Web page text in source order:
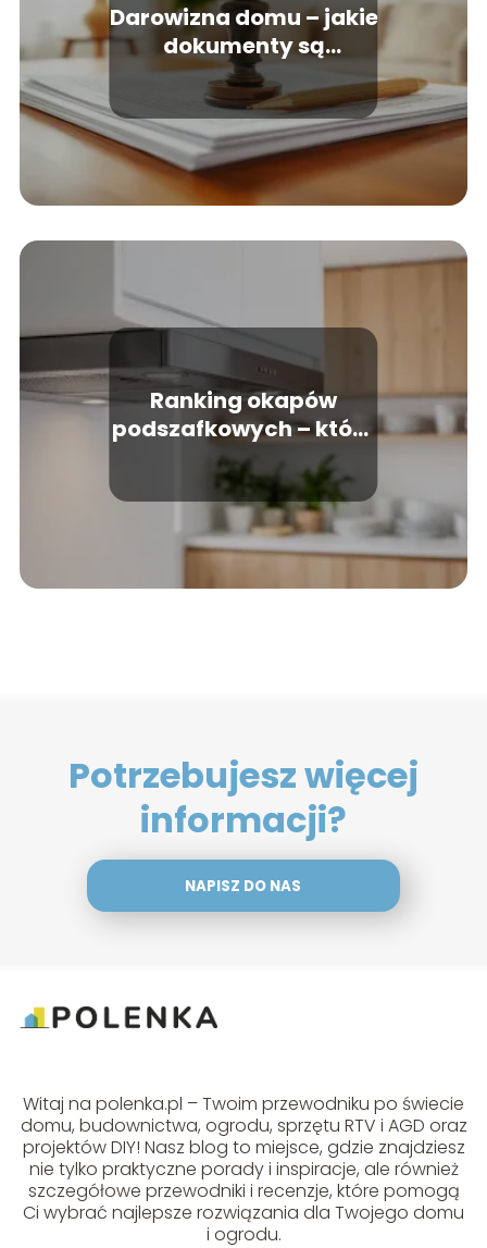
Darowizna domu – jakie
dokumenty są
potrzebne u
notariusza?
Ranking okapów
podszafkowych – które
modele warto kupić?
Potrzebujesz więcej
informacji?
NAPISZ DO NAS
Witaj na polenka.pl – Twoim przewodniku po świecie
domu, budownictwa, ogrodu, sprzętu RTV i AGD oraz
projektów DIY! Nasz blog to miejsce, gdzie znajdziesz
nie tylko praktyczne porady i inspiracje, ale również
szczegółowe przewodniki i recenzje, które pomogą
Ci wybrać najlepsze rozwiązania dla Twojego domu
i ogrodu.